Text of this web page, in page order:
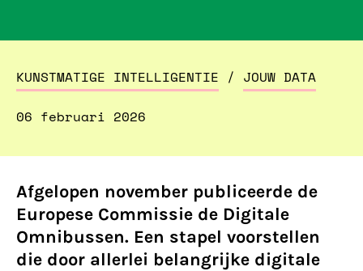
KUNSTMATIGE INTELLIGENTIE / JOUW DATA
06 februari 2026
Afgelopen november publiceerde de
Europese Commissie de Digitale
Omnibussen. Een stapel voorstellen
die door allerlei belangrijke digitale